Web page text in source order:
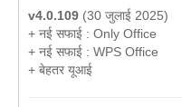
v4.0.109 (30 जुलाई 2025)
+ नई सफाई : Only Office
+ नई सफाई : WPS Office
+ बेहतर यूआई